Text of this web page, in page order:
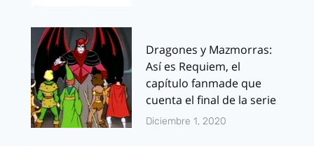
Dragones y Mazmorras:
Así es Requiem, el
capítulo fanmade que
cuenta el final de la serie
Diciembre 1, 2020